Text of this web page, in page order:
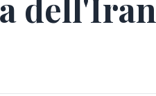
dell'Iran